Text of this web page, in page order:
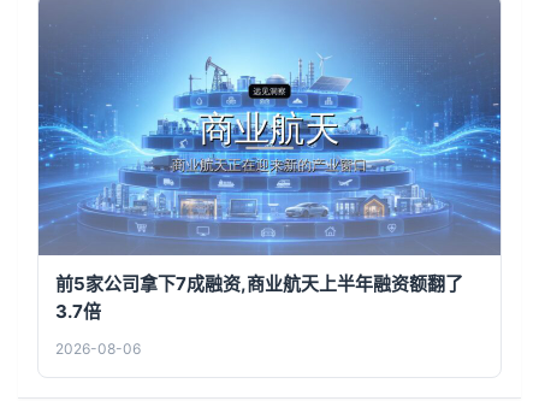
前5家公司拿下7成融资,商业航天上半年融资额翻了
3.7倍
2026-08-06